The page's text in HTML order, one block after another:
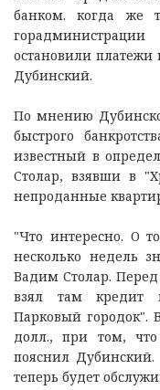
банком. когда же
остановили
Дубинский.
По мнению
быстрого
известный в
Столар, взявши в
непроданные
"Что интересно. О
несколько недель
Вадим Столар.
взял там кредит
Парковый городок".
долл., при том,
пояснил
теперь будет